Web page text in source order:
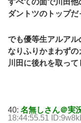
ダントツのトップ
でも優等生アルアル
なりふりかまわず
川田に後れを取って
40: 名無しさん＠実
18:44:55.51